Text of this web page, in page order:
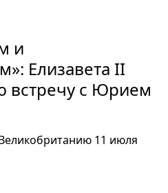
и
Елизавета II
встречу с Юрием
11 июля